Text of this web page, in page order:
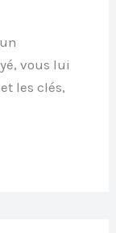
vous lui
les clés,